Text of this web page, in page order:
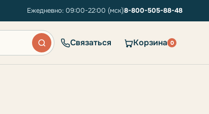
Ежедневно: 09:00-22:00 (мск)8-800-505-88-48
Связаться Корзина 0